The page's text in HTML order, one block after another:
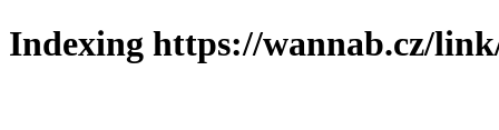
Indexing https://wannab.cz/